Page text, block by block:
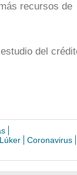
recursos de
del
Coronavirus